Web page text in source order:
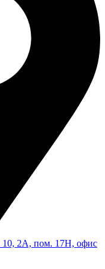
10, 2А, пом. 17Н, офис